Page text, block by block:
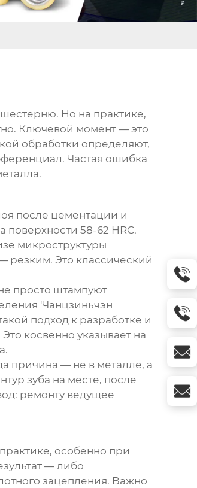
Но на практике,
Ключевой момент — это
обработки определяют,
Частая ошибка
после цементации и
поверхности 58-62 HRC.
микроструктуры
резким. Это классический
просто штампуют
'Чанцзиньчэн
подход к разработке и
косвенно указывает на
.
причина — не в металле, а
зуба на месте, после
ремонту ведущее
особенно при
— либо
зацепления. Важно